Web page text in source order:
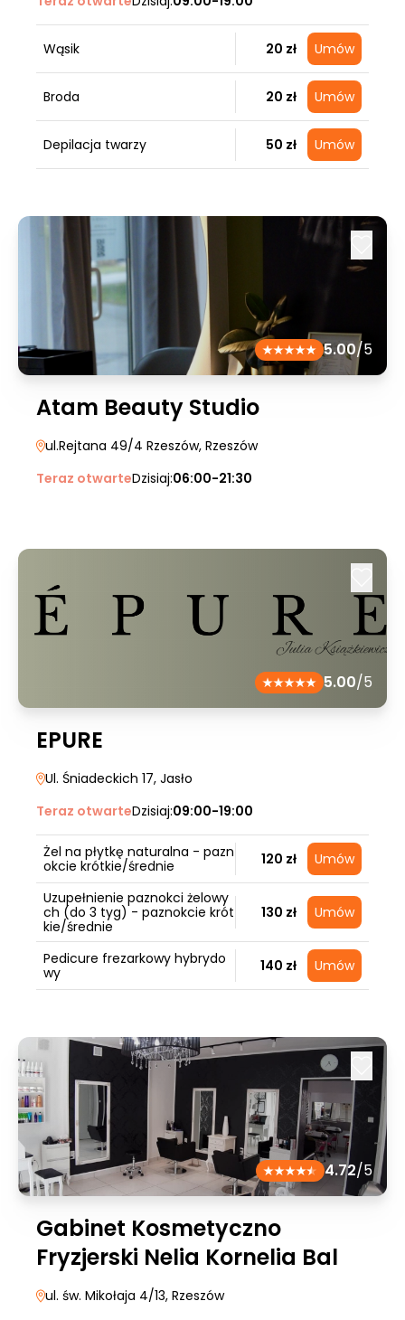
Wąsik 20 zł Umów
Broda 20 zł Umów
Depilacja twarzy 50 zł Umów
5.00/5
Atam Beauty Studio
ul.Rejtana 49/4 Rzeszów, Rzeszów
Teraz otwarteDzisiaj:06:00-21:30
5.00/5
EPURE
Ul. Śniadeckich 17, Jasło
Teraz otwarteDzisiaj:09:00-19:00
Żel na płytkę naturalna - pazn
okcie krótkie/średnie
120 zł Umów
Uzupełnienie paznokci żelowy
ch (do 3 tyg) - paznokcie krót
kie/średnie
130 zł Umów
Pedicure frezarkowy hybrydo
wy
140 zł Umów
4.72/5
Gabinet Kosmetyczno
Fryzjerski Nelia Kornelia Bal
ul. św. Mikołaja 4/13, Rzeszów